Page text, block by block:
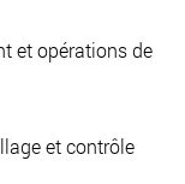
et opérations de
et contrôle